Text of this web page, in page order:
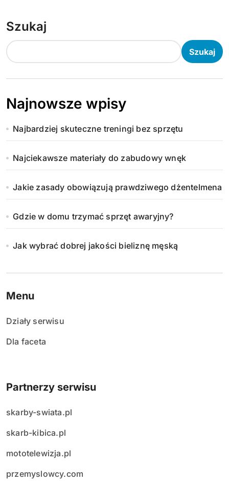
Szukaj
Szukaj
Najnowsze wpisy
Najbardziej skuteczne treningi bez sprzętu
Najciekawsze materiały do zabudowy wnęk
Jakie zasady obowiązują prawdziwego dżentelmena
Gdzie w domu trzymać sprzęt awaryjny?
Jak wybrać dobrej jakości bieliznę męską
Menu
Działy serwisu
Dla faceta
Partnerzy serwisu
skarby-swiata.pl
skarb-kibica.pl
mototelewizja.pl
przemyslowcy.com